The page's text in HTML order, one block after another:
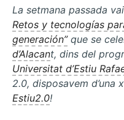
La setmana passada
Retos y tecnologías
generación”que se
d’Alacant, dins del
Universitat d’Estiu
2.0, disposavem
Estiu2.0!